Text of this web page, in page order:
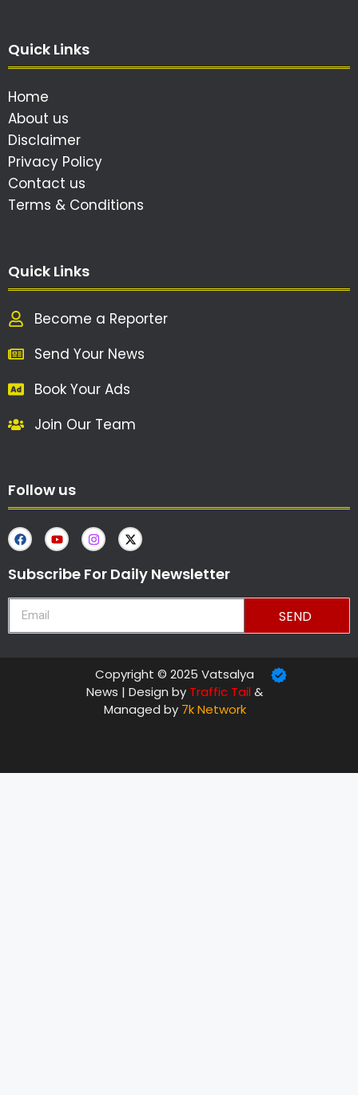
Quick Links
Home
About us
Disclaimer
Privacy Policy
Contact us
Terms & Conditions
Quick Links
Become a Reporter
Send Your News
Book Your Ads
Join Our Team
Follow us
Subscribe For Daily Newsletter
SEND
Copyright © 2025 Vatsalya
News | Design by Traffic Tail&
Managed by 7k Network